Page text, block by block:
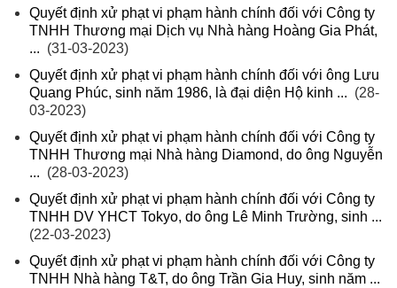
Quyết định xử phạt vi phạm hành chính đối với Công ty
TNHH Thương mại Dịch vụ Nhà hàng Hoàng Gia Phát,
... (31-03-2023)
Quyết định xử phạt vi phạm hành chính đối với ông Lưu
Quang Phúc, sinh năm 1986, là đại diện Hộ kinh ... (28-
03-2023)
Quyết định xử phạt vi phạm hành chính đối với Công ty
TNHH Thương mại Nhà hàng Diamond, do ông Nguyễn
... (28-03-2023)
Quyết định xử phạt vi phạm hành chính đối với Công ty
TNHH DV YHCT Tokyo, do ông Lê Minh Trường, sinh ...
(22-03-2023)
Quyết định xử phạt vi phạm hành chính đối với Công ty
TNHH Nhà hàng T&T, do ông Trần Gia Huy, sinh năm ...